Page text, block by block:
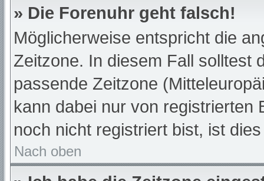
» Die Forenuhr geht falsch!
Möglicherweise entspricht die
Zeitzone. In diesem Fall solltest
passende Zeitzone
kann dabei nur von registrierten
noch nicht registriert bist, ist
Nach oben